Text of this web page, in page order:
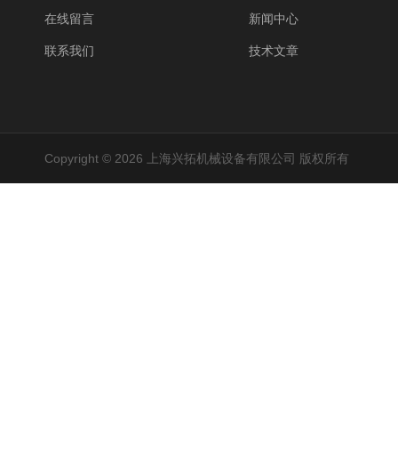
在线留言
联系我们
新闻中心
技术文章
Copyright © 2026 上海兴拓机械设备有限公司 版权所有